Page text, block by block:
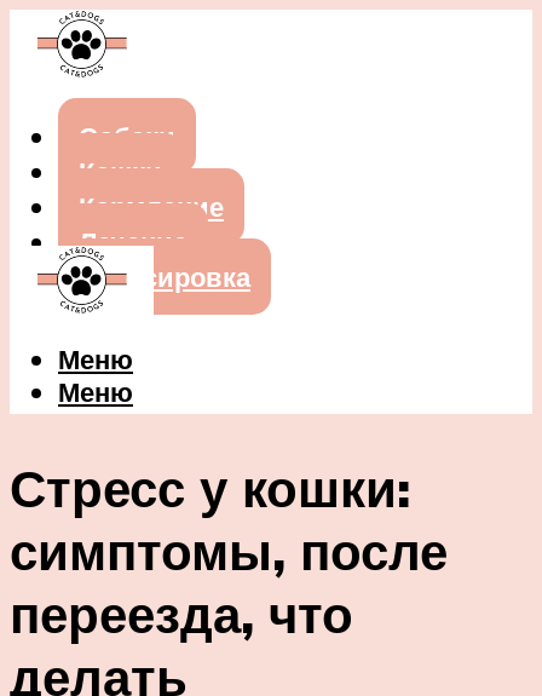
Собаки
Кошки
Кормление
Лечение
Дрессировка
Меню
Меню
Стресс у кошки:
симптомы, после
переезда, что
делать